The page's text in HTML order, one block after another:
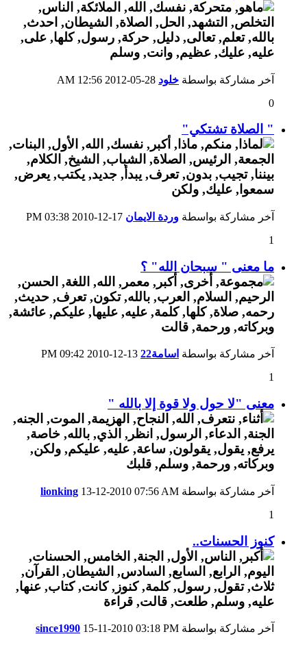
آخر مشاركة بواسطة خلود
12:56 AM
0
" الصلاة تشتكي"
آخر مشاركة بواسطة وردة الايمان
03:38 PM
1
ما معنى " سبحان الله" ؟
آخر مشاركة بواسطة اسامة22
09:42 PM
1
معنى "لا حول ولا قوة إلا بالله "
آخر مشاركة بواسطة lionking 13-12-2010 07:56 AM
1
كنوز الحسنات..
آخر مشاركة بواسطة since1990 15-11-2010 03:18 PM